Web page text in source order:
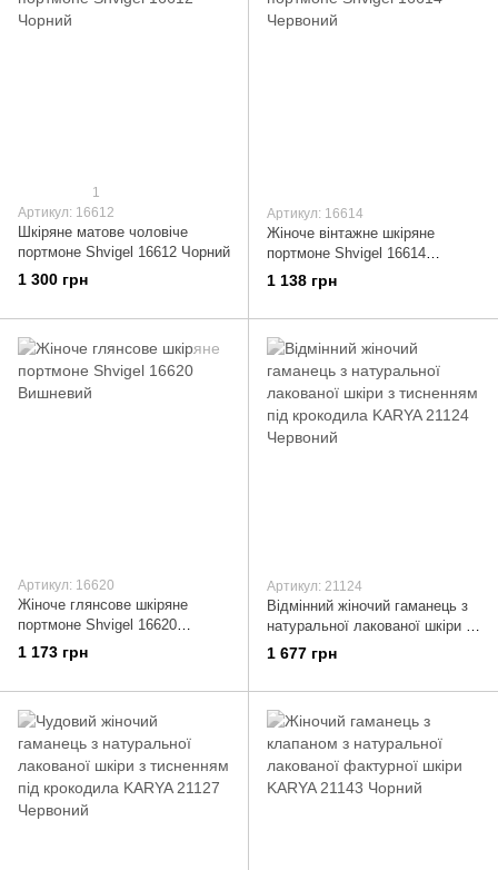
1
Артикул: 16612
Шкіряне матове чоловіче
портмоне Shvigel 16612 Чорний
1 300 грн
Артикул: 16614
Жіноче вінтажне шкіряне
портмоне Shvigel 16614
Червоний
1 138 грн
Артикул: 16620
Жіноче глянсове шкіряне
портмоне Shvigel 16620
Вишневий
1 173 грн
Артикул: 21124
Відмінний жіночий гаманець з
натуральної лакованої шкіри з
тисненням під крокодила
KARYA 21124 Червоний
1 677 грн